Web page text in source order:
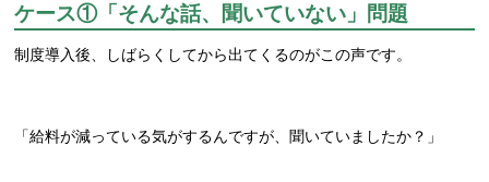
ケース①「そんな話、聞いていない」問題
制度導入後、しばらくしてから出てくるのがこの声です。
「給料が減っている気がするんですが、聞いていましたか？」